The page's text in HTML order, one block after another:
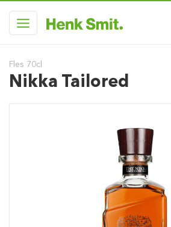
Fles 70cl
Nikka Tailored